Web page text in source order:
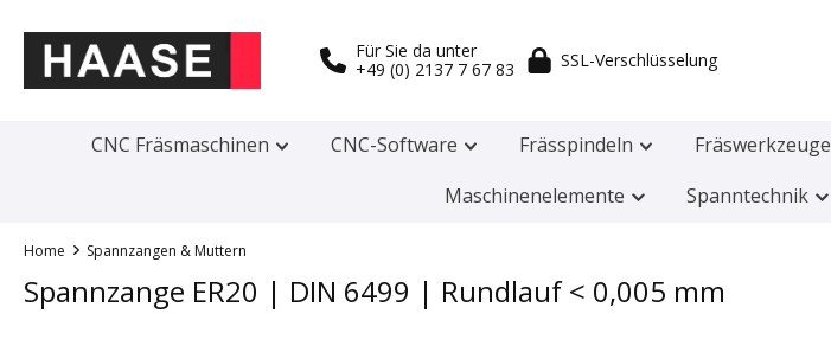
Für Sie da unter
+49 (0) 2137 7 67 83
SSL-Verschlüsselung
CNC Fräsmaschinen CNC-Software Frässpindeln Fräswerkzeuge
Maschinenelemente
Spanntechnik
Home Spannzangen & Muttern
Spannzange ER20 | DIN 6499 | Rundlauf < 0,005 mm